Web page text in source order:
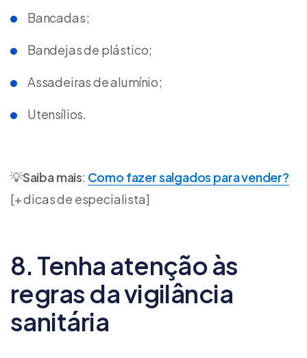
Bancadas;
Bandejas de plástico;
Assadeiras de alumínio;
Utensílios.
💡Saiba mais: Como fazer salgados para vender?
[+ dicas de especialista]
8. Tenha atenção às
regras da vigilância
sanitária